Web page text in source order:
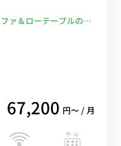
ァ＆ローテーブルのあ
炊はラクラク！■選べる
67,200 円〜 / 月